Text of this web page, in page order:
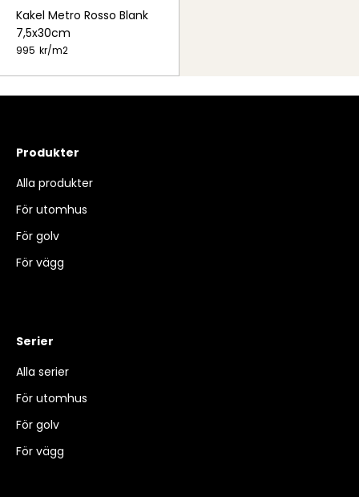
Kakel Metro Rosso Blank
7,5x30cm
995 kr/m2
Produkter
Alla produkter
För utomhus
För golv
För vägg
Serier
Alla serier
För utomhus
För golv
För vägg